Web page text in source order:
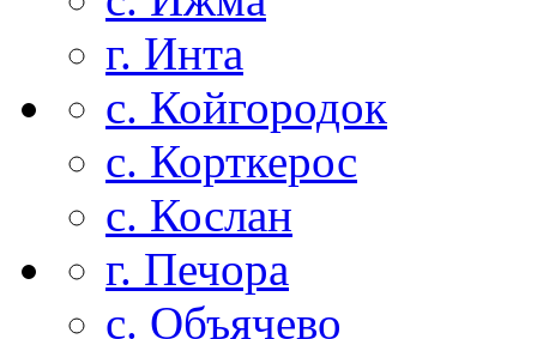
г. Инта
с. Койгородок
с. Корткерос
с. Кослан
г. Печора
с. Объячево